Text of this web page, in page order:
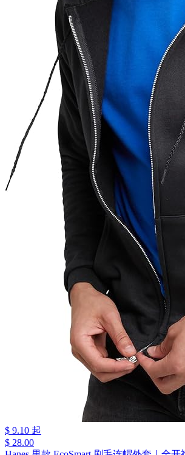
$ 9.10 起
$ 28.00